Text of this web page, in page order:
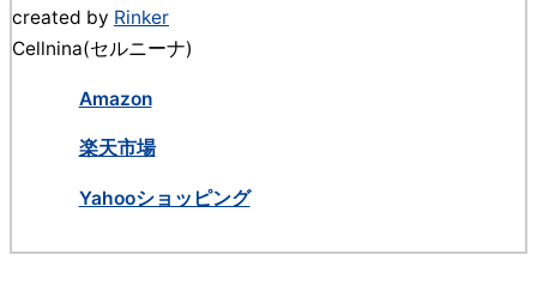
created by Rinker
Cellnina(セルニーナ)
Amazon
楽天市場
Yahooショッピング